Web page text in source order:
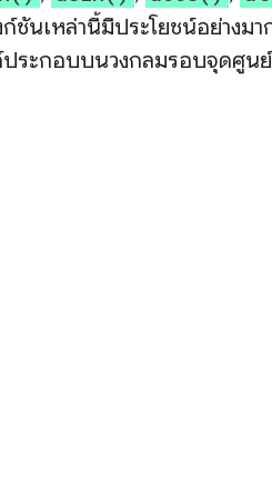
นเหล่านี้มีประโยชน์อย่างมา
ประกอบบนวงกลมรอบจุดศูน